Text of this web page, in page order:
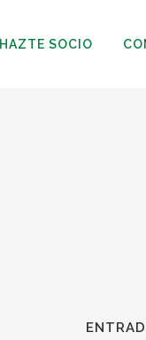
HAZTE SOCIO